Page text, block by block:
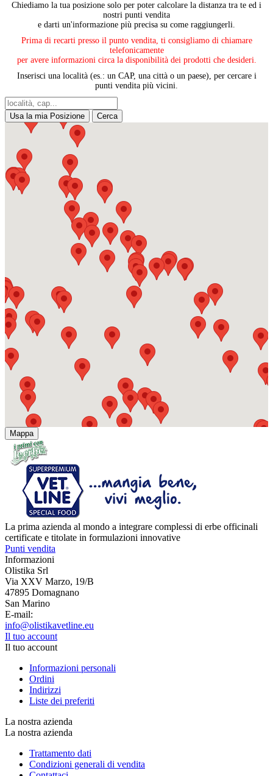
Chiediamo la tua posizione solo per poter calcolare la distanza tra te ed i
nostri punti vendita
e darti un'informazione più precisa su come raggiungerli.
Prima di recarti presso il punto vendita, ti consigliamo di chiamare
telefonicamente
per avere informazioni circa la disponibilità dei prodotti che desideri.
Inserisci una località (es.: un CAP, una città o un paese), per cercare i
punti vendita più vicini.
Usa la mia Posizione Cerca
Mappa
La prima azienda al mondo a integrare complessi di erbe officinali
certificate e titolate in formulazioni innovative
Punti vendita
Informazioni
Olistika Srl
Via XXV Marzo, 19/B
47895 Domagnano
San Marino
E-mail:
info@olistikavetline.eu
Il tuo account
Il tuo account
Informazioni personali
Ordini
Indirizzi
Liste dei preferiti
La nostra azienda
La nostra azienda
Trattamento dati
Condizioni generali di vendita